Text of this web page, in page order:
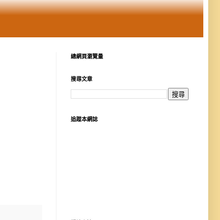
總網頁瀏覽量
搜尋文章
追蹤本網誌